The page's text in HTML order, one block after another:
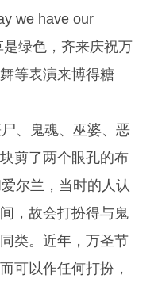
we have our
是绿色，齐来庆祝万
等表演来博得糖
、鬼魂、巫婆、恶
剪了两个眼孔的布
尔兰，当时的人认
，故会打扮得与鬼
类。近年，万圣节
可以作任何打扮，